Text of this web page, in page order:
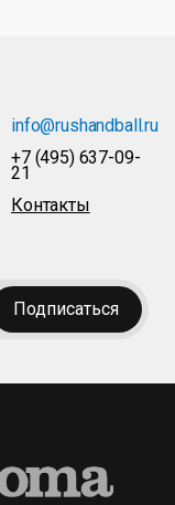
info@rushandball.ru
+7 (495) 637-09-
21
Контакты
Подписаться